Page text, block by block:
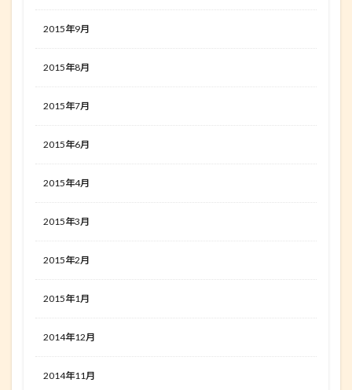
2015年9月
2015年8月
2015年7月
2015年6月
2015年4月
2015年3月
2015年2月
2015年1月
2014年12月
2014年11月